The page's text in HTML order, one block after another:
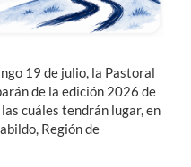
19 de julio, la Pastoral
de la edición 2026 de
cuáles tendrán lugar, en
Región de